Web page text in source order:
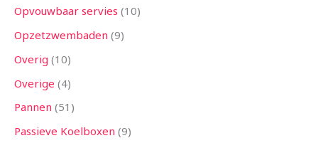
Opvouwbaar servies 10
Opzetzwembaden 9
Overig 10
Overige 4
Pannen 51
Passieve Koelboxen 9